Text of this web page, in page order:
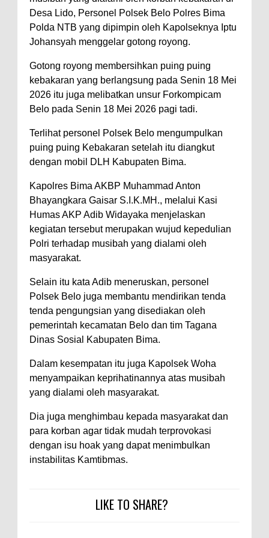
Perairan Sanggar
Perkuat Soliditas-Sinergi,
Kejari dan Kodim 1608
Nobar Piala Dunia Argentina vs
Inggris, Polres Bima Pererat
Antusiasnya Warga dan Polisi
Nobar Bareng Laga Prancis vs
Wali Kota Bima Tinjau Finalisasi
Pembangunan RSUD Kota Bima,
Pastikan Pemindahan Layanan
Berjalan Bertahap
Polres Bima Bantu Warga Padolo
Wali Kota Bima Tinjau Rumah
Warga Tidak Layak Huni di
Kelurahan Oi Mbo, Dorong
Percepatan Bantuan BSPS
Wakil Wali Kota Bima
Konsultasikan Usulan Inpres
Jalan Daerah 2026 dan
Persiapan DAK 2027 ke BPJN
NTB
dan Penguatan Kolaborasi
Desa Lido, Personel Polsek Belo Polres Bima
Polda NTB yang dipimpin oleh Kapolseknya Iptu
Johansyah menggelar gotong royong.
Gotong royong membersihkan puing puing
kebakaran yang berlangsung pada Senin 18 Mei
2026 itu juga melibatkan unsur Forkompicam
Belo pada Senin 18 Mei 2026 pagi tadi.
Terlihat personel Polsek Belo mengumpulkan
puing puing Kebakaran setelah itu diangkut
dengan mobil DLH Kabupaten Bima.
Kapolres Bima AKBP Muhammad Anton
Bhayangkara Gaisar S.I.K.MH., melalui Kasi
Humas AKP Adib Widayaka menjelaskan
kegiatan tersebut merupakan wujud kepedulian
Polri terhadap musibah yang dialami oleh
masyarakat.
Selain itu kata Adib meneruskan, personel
Polsek Belo juga membantu mendirikan tenda
tenda pengungsian yang disediakan oleh
pemerintah kecamatan Belo dan tim Tagana
Dinas Sosial Kabupaten Bima.
Dalam kesempatan itu juga Kapolsek Woha
menyampaikan keprihatinannya atas musibah
yang dialami oleh masyarakat.
Dia juga menghimbau kepada masyarakat dan
para korban agar tidak mudah terprovokasi
dengan isu hoak yang dapat menimbulkan
instabilitas Kamtibmas.
LIKE TO SHARE?